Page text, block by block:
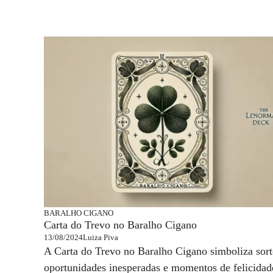
BARALHO CIGANO
Carta do Trevo no Baralho Cigano
13/08/2024Luiza Piva
A Carta do Trevo no Baralho Cigano simboliza
oportunidades inesperadas e momentos de